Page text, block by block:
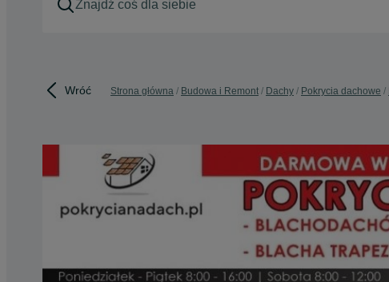
Wróć Strona główna Budowa i Remont Dachy Pokrycia dachowe